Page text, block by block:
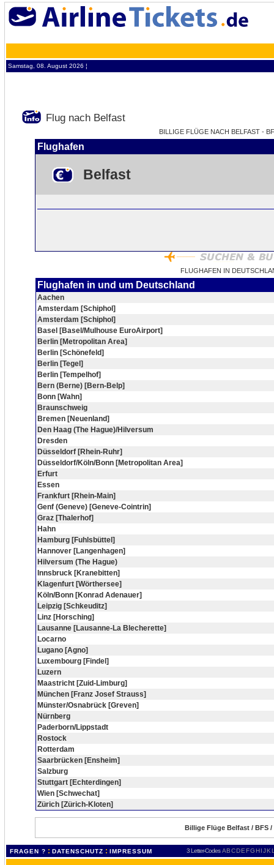
Samstag, 08. August 2026 ¦
Flug nach Belfast
BILLIGE FLÜGE NACH BELFAST -
Flughafen
Belfast
FLUGHAFEN IN
Flughafen in und um Deutschland
Aachen
Amsterdam [Schiphol]
Amsterdam [Schiphol]
Basel [Basel/Mulhouse EuroAirport]
Berlin [Metropolitan Area]
Berlin [Schönefeld]
Berlin [Tegel]
Berlin [Tempelhof]
Bern (Berne) [Bern-Belp]
Bonn [Wahn]
Braunschweig
Bremen [Neuenland]
Den Haag (The Hague)/Hilversum
Dresden
Düsseldorf [Rhein-Ruhr]
Düsseldorf/Köln/Bonn [Metropolitan Area]
Erfurt
Essen
Frankfurt [Rhein-Main]
Genf (Geneve) [Geneve-Cointrin]
Graz [Thalerhof]
Hahn
Hamburg [Fuhlsbüttel]
Hannover [Langenhagen]
Hilversum (The Hague)
Innsbruck [Kranebitten]
Klagenfurt [Wörthersee]
Köln/Bonn [Konrad Adenauer]
Leipzig [Schkeuditz]
Linz [Horsching]
Lausanne [Lausanne-La Blecherette]
Locarno
Lugano [Agno]
Luxembourg [Findel]
Luzern
Maastricht [Zuid-Limburg]
München [Franz Josef Strauss]
Münster/Osnabrück [Greven]
Nürnberg
Paderborn/Lippstadt
Rostock
Rotterdam
Saarbrücken [Ensheim]
Salzburg
Stuttgart [Echterdingen]
Wien [Schwechat]
Zürich [Zürich-Kloten]
Billige Flüge Belfast / BFS
FRAGEN ? : DATENSCHUTZ : IMPRESSUM 3 Letter-Codes ABCDEFGH IJKL